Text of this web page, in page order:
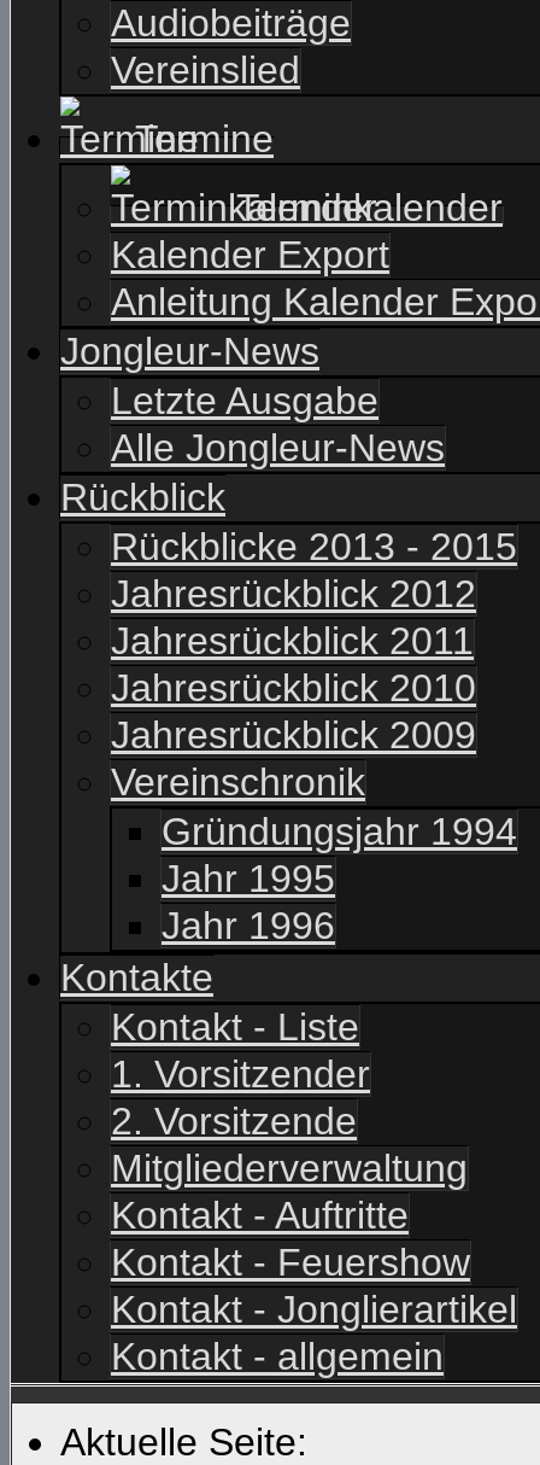
Audiobeiträge
Vereinslied
Termine
Terminkalender
Kalender Export
Anleitung Kalender
Jongleur-News
Letzte Ausgabe
Alle Jongleur-News
Rückblick
Rückblicke 2013 - 2015
Jahresrückblick 2012
Jahresrückblick 2011
Jahresrückblick 2010
Jahresrückblick 2009
Vereinschronik
Gründungsjahr 1994
Jahr 1995
Jahr 1996
Kontakte
Kontakt - Liste
1. Vorsitzender
2. Vorsitzende
Mitgliederverwaltung
Kontakt - Auftritte
Kontakt - Feuershow
Kontakt - Jonglierartikel
Kontakt - allgemein
Aktuelle Seite: